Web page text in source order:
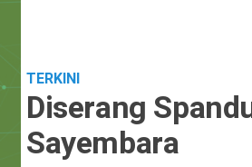
TERKINI
Diserang
Sayembara